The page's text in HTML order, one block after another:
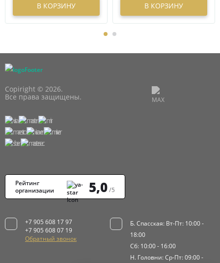
В КОРЗИНУ В КОРЗИНУ
Copiright © 2026.
Все права защищены.
Рейтинг
организации
5,0/5
+7 905 608 17 97
+7 905 608 07 19
Обратный звонок
Б. Спасская: Вт-Пт: 10:00 -
18:00
Сб: 10:00 - 16:00
Н. Головни: Ср-Пт: 09:00 -